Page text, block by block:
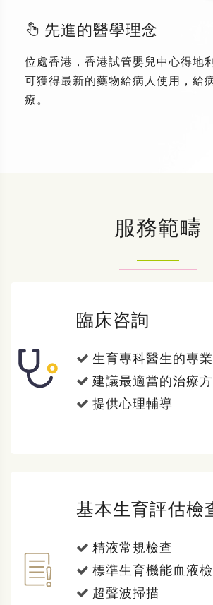
先進的醫學理念
位處香港，香港試管嬰兒中心得地
可獲得最新的藥物給病人使用，給
療。
服務範疇
臨床咨詢
生育專科醫生的專
建議最適當的治療
提供心理輔導
基本生育評估檢
精液常規檢查
標準生育機能血液
超聲波掃描